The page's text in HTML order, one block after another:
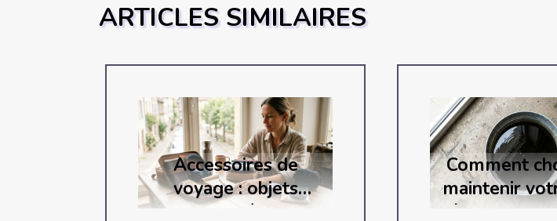
ARTICLES SIMILAIRES
Accessoires de
voyage : objets
futiles ou véritables
Comment
maintenir
à huile de